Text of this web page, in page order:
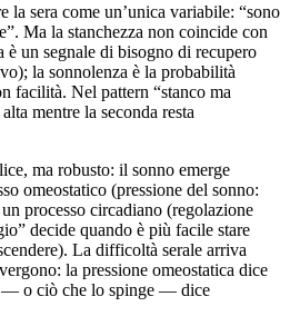
la sera come un’unica variabile: “sono
Ma la stanchezza non coincide con
è un segnale di bisogno di recupero
la sonnolenza è la probabilità
facilità. Nel pattern “stanco ma
mentre la seconda resta
ma robusto: il sonno emerge
omeostatico (pressione del sonno:
processo circadiano (regolazione
decide quando è più facile stare
La difficoltà serale arriva
la pressione omeostatica dice
— o ciò che lo spinge — dice